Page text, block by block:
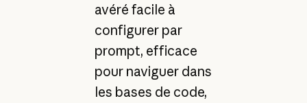
avéré facile à
configurer par
prompt, efficace
pour naviguer dans
les bases de code,